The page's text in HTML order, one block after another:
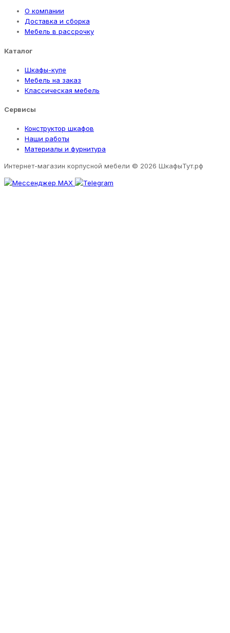
О компании
Доставка и сборка
Мебель в рассрочку
Каталог
Шкафы-купе
Мебель на заказ
Классическая мебель
Сервисы
Конструктор шкафов
Наши работы
Материалы и фурнитура
Интернет-магазин корпусной мебели © 2026 ШкафыТут.рф